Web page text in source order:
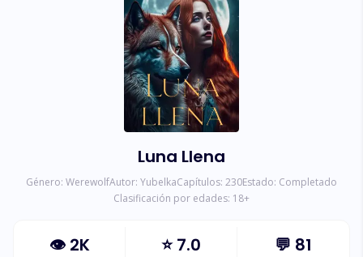
Luna Llena
Género: WerewolfAutor: YubelkaCapítulos: 230Estado: Completado
Clasificación por edades: 18+
👁 2K ⭐7.0 💬 81